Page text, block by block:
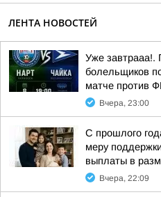
ЛЕНТА НОВОСТЕЙ
Уже завтрааа!.
болельщиков
матче против
Вчера, 23:00
С прошлого
меру
выплаты в
Вчера, 22:09